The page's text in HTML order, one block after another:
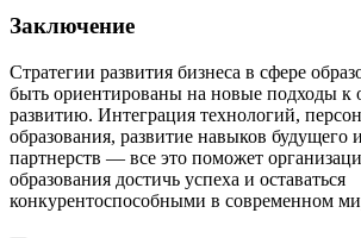
Заключение
Стратегии развития бизнеса в сфере
быть ориентированы на новые подходы к
развитию. Интеграция технологий,
образования, развитие навыков будущего
партнерств — все это поможет
образования достичь успеха и оставаться
конкурентоспособными в современном